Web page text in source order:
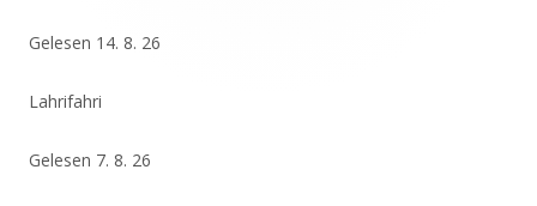
Gelesen 14. 8. 26
Lahrifahri
Gelesen 7. 8. 26